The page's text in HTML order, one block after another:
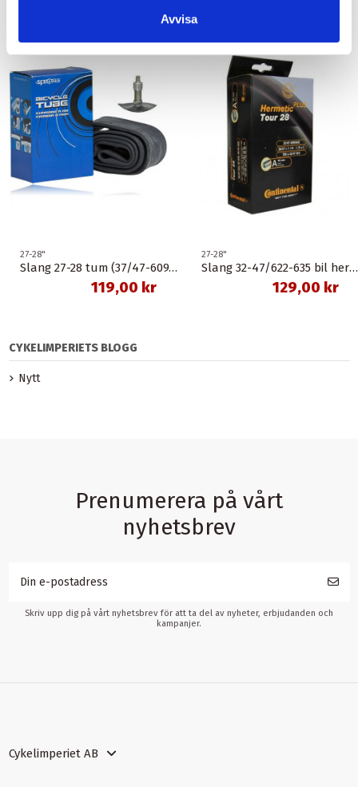
Avvisa
27-28"
Slang 27-28 tum (37/47-609/635) dunlop 48 mm spectra
119,00 kr
27-28"
Slang 32-47/622-635 bil hermetic 40 mm continental
129,00 kr
CYKELIMPERIETS BLOGG
Nytt
Prenumerera på vårt
nyhetsbrev
Skriv upp dig på vårt nyhetsbrev för att ta del av nyheter, erbjudanden och
kampanjer.
Cykelimperiet AB